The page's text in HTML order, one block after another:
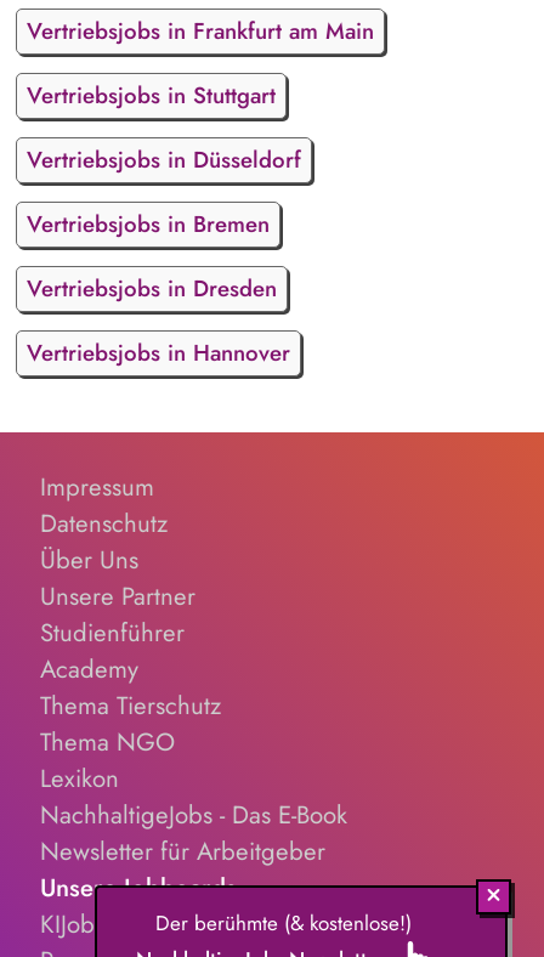
Vertriebsjobs in Frankfurt am Main
Vertriebsjobs in Stuttgart
Vertriebsjobs in Düsseldorf
Vertriebsjobs in Bremen
Vertriebsjobs in Dresden
Vertriebsjobs in Hannover
Impressum
Datenschutz
Über Uns
Unsere Partner
Studienführer
Academy
Thema Tierschutz
Thema NGO
Lexikon
NachhaltigeJobs - Das E-Book
Newsletter für Arbeitgeber
Unsere Jobboards
KIJobs.de
Der berühmte (& kostenlose!)